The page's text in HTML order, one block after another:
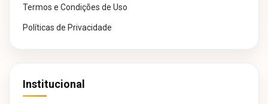
Termos e Condições de Uso
Políticas de Privacidade
Institucional